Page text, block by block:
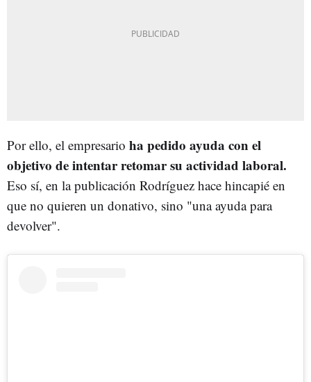
Por ello, el empresario ha pedido ayuda con el
objetivo de intentar retomar su actividad laboral.
Eso sí, en la publicación Rodríguez hace hincapié en
que no quieren un donativo, sino "una ayuda para
devolver".